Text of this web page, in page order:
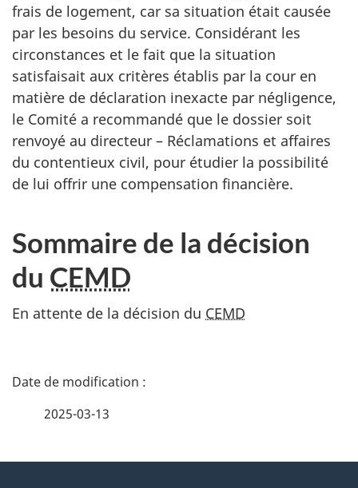
frais de logement, car sa situation était causée
par les besoins du service. Considérant les
circonstances et le fait que la situation
satisfaisait aux critères établis par la cour en
matière de déclaration inexacte par négligence,
le Comité a recommandé que le dossier soit
renvoyé au directeur – Réclamations et affaires
du contentieux civil, pour étudier la possibilité
de lui offrir une compensation financière.
Sommaire de la décision
du CEMD
En attente de la décision du CEMD
D
2025-03-13